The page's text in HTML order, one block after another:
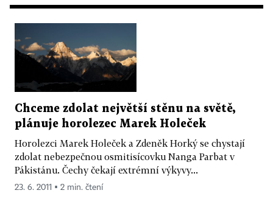
Chceme zdolat největší stěnu na světě,
plánuje horolezec Marek Holeček
Horolezci Marek Holeček a Zdeněk Horký se chystají
zdolat nebezpečnou osmitisícovku Nanga Parbat v
Pákistánu. Čechy čekají extrémní výkyvy...
23. 6. 2011 ▪ 2 min. čtení